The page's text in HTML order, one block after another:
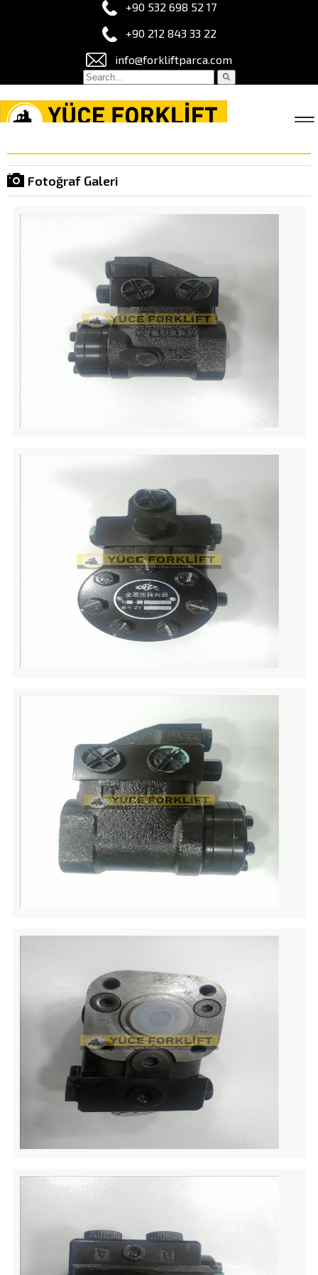
+90 532 698 52 17
+90 212 843 33 22
info@forkliftparca.com
Fotoğraf Galeri